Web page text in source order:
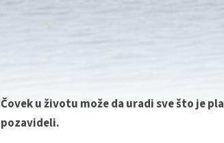
Čovek u životu može da uradi sve što je
pozavideli.